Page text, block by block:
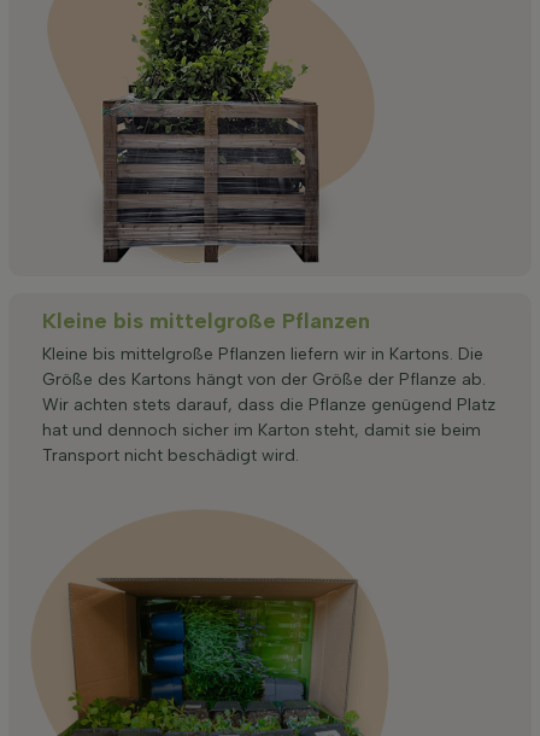
Kleine bis mittelgroße Pflanzen
Kleine bis mittelgroße Pflanzen liefern wir in Kartons. Die
Größe des Kartons hängt von der Größe der Pflanze ab.
Wir achten stets darauf, dass die Pflanze genügend Platz
hat und dennoch sicher im Karton steht, damit sie beim
Transport nicht beschädigt wird.